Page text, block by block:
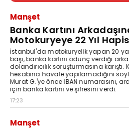
Manşet
Banka Kartını
Motokuryeye 22 Yıl Hapis
İstanbul'da motokuryelik yapan 20
başı, banka kartını ödünç verdiği
dolandırıcılık soruşturmasına
hesabına havale yapılamadığını
Murat G.'ye önce IBAN numarasını,
için banka kartını ve şifresini verdi.
17:23
Manşet